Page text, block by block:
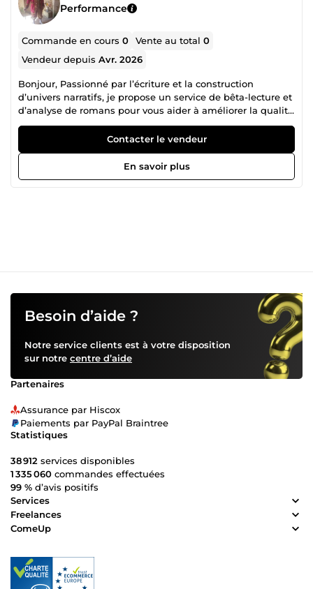
Performance
Commande en cours0 Vente au total0
Vendeur depuisAvr. 2026
Bonjour, Passionné par l’écriture et la construction
d’univers narratifs, je propose un service de bêta-lecture et
d’analyse de romans pour vous aider à améliorer la qualité
globale de votre texte. Mon objectif est simple : vous aider
à rendre votre histoire plus fluide, plus cohérente et plus
immersive pour vos lecteurs. Ce que je peux regarder dans
de lecture, Rythme narratif, Crédibilité des personnages,
N'hésitez pas à me contacter avant commande pour toute
question.
Contacter le vendeur
En savoir plus
Besoin d’aide ?
Notre service clients est à votre disposition
sur notre centre d’aide
Partenaires
Assurance par Hiscox
Paiements par PayPal Braintree
Statistiques
38 912 services disponibles
1 335 060 commandes effectuées
99 % d’avis positifs
Services
Freelances
ComeUp